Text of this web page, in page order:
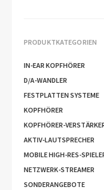
PRODUKTKATEGORIEN
IN-EAR KOPFHÖRER
D/A-WANDLER
FESTPLATTEN SYSTEME
KOPFHÖRER
KOPFHÖRER-
AKTIV-LAUTSPRECHER
MOBILE HIGH-RES-
NETZWERK-STREAMER
SONDERANGEBOTE